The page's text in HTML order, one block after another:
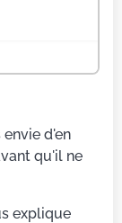
d'en
qu'il ne
explique